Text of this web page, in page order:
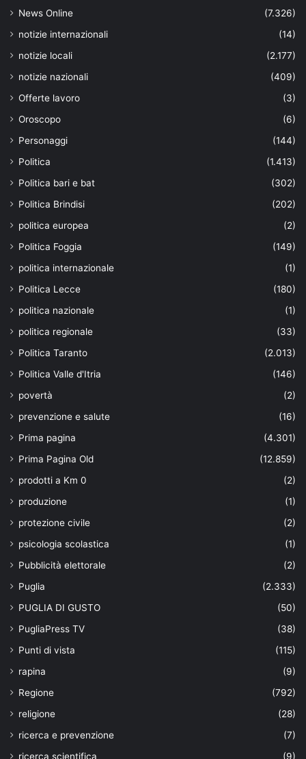
News Online
(7.326)
notizie internazionali
(14)
notizie locali
(2.177)
notizie nazionali
(409)
Offerte lavoro
(3)
Oroscopo
(6)
Personaggi
(144)
Politica
(1.413)
Politica bari e bat
(302)
Politica Brindisi
(202)
politica europea
(2)
Politica Foggia
(149)
politica internazionale
(1)
Politica Lecce
(180)
politica nazionale
(1)
politica regionale
(33)
Politica Taranto
(2.013)
Politica Valle d'Itria
(146)
povertà
(2)
prevenzione e salute
(16)
Prima pagina
(4.301)
Prima Pagina Old
(12.859)
prodotti a Km 0
(2)
produzione
(1)
protezione civile
(2)
psicologia scolastica
(1)
Pubblicità elettorale
(2)
Puglia
(2.333)
PUGLIA DI GUSTO
(50)
PugliaPress TV
(38)
Punti di vista
(115)
rapina
(9)
Regione
(792)
religione
(28)
ricerca e prevenzione
(7)
ricerca scientifica
(9)